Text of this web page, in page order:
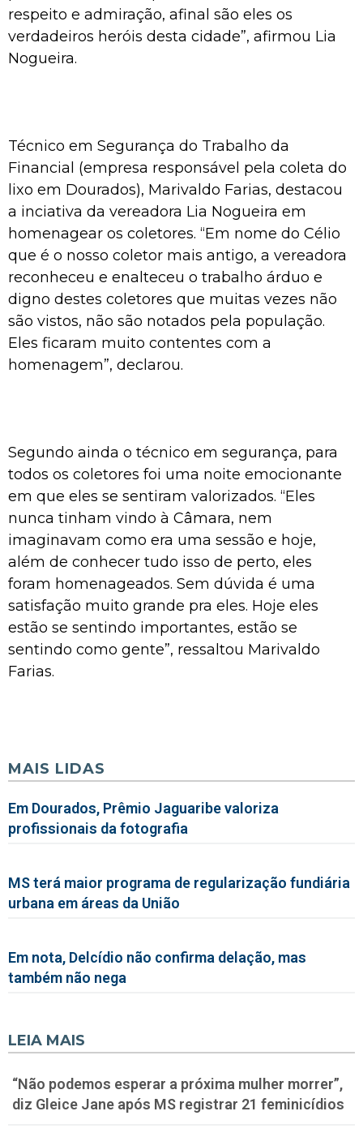
respeito e admiração, afinal são eles os
verdadeiros heróis desta cidade”, afirmou Lia
Nogueira.
Técnico em Segurança do Trabalho da
Financial (empresa responsável pela coleta do
lixo em Dourados), Marivaldo Farias, destacou
a inciativa da vereadora Lia Nogueira em
homenagear os coletores. “Em nome do Célio
que é o nosso coletor mais antigo, a vereadora
reconheceu e enalteceu o trabalho árduo e
digno destes coletores que muitas vezes não
são vistos, não são notados pela população.
Eles ficaram muito contentes com a
homenagem”, declarou.
Segundo ainda o técnico em segurança, para
todos os coletores foi uma noite emocionante
em que eles se sentiram valorizados. “Eles
nunca tinham vindo à Câmara, nem
imaginavam como era uma sessão e hoje,
além de conhecer tudo isso de perto, eles
foram homenageados. Sem dúvida é uma
satisfação muito grande pra eles. Hoje eles
estão se sentindo importantes, estão se
sentindo como gente”, ressaltou Marivaldo
Farias.
MAIS LIDAS
Em Dourados, Prêmio Jaguaribe valoriza
profissionais da fotografia
MS terá maior programa de regularização fundiária
urbana em áreas da União
Em nota, Delcídio não confirma delação, mas
também não nega
LEIA MAIS
“Não podemos esperar a próxima mulher morrer”,
diz Gleice Jane após MS registrar 21 feminicídios